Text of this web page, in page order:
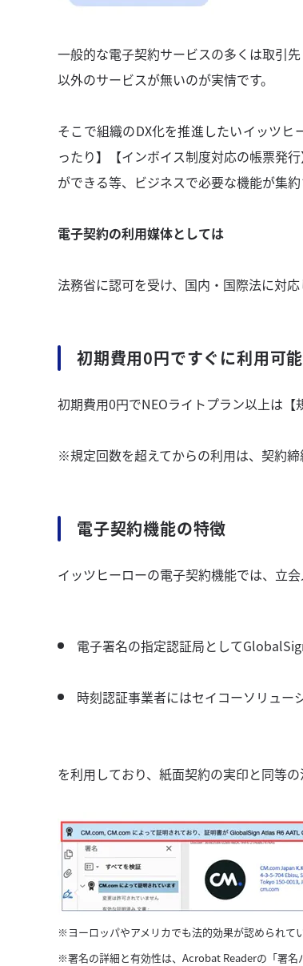
一般的な電子契約サービスの多くは取引
以外のサービスが無いのが実情です。
そこで組織のDX化を推進したいイッツ
ったり】【インボイス制度対応の帳票発行
ができる等、ビジネスで必要な機能が集約
電子契約の利用媒体としては
法務省に認可を受け、国内・国際法に対
初期費用0円ですぐに利用可
初期費用0円でNEOライトプラン以上は【
※規定回数を超えてからの利用は、契約締
電子契約機能の特徴
イッツヒーローの電子契約機能では、⽴会
電子署名の指定認証局として
時刻認証事業者にはセイコーソリュー
を利用しており、紙面契約の実印と同等の
※ヨーロッパやアメリカでも法的効果が認められてい
※署名の詳細と有効性は、Acrobat Readerの「署名